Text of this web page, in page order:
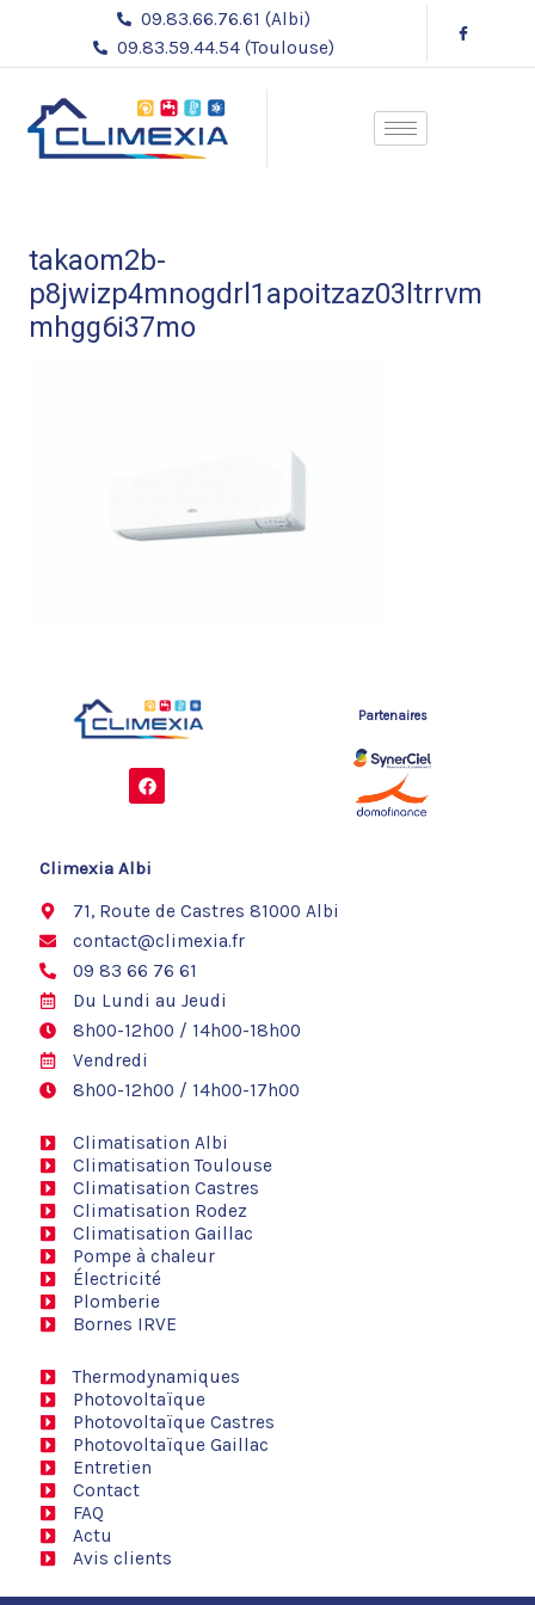
contenu
09.83.66.76.61 (Albi)
09.83.59.44.54 (Toulouse)
takaom2b-
p8jwizp4mnogdrl1apoitzaz03ltrrvm
mhgg6i37mo
F
a
c
o
Partenaires
Climexia Albi
71, Route de Castres 81000 Albi
contact@climexia.fr
09 83 66 76 61
Du Lundi au Jeudi
8h00-12h00 / 14h00-18h00
Vendredi
8h00-12h00 / 14h00-17h00
Climatisation Albi
Climatisation Toulouse
Climatisation Castres
Climatisation Rodez
Climatisation Gaillac
Pompe à chaleur
Électricité
Plomberie
Bornes IRVE
Thermodynamiques
Photovoltaïque
Photovoltaïque Castres
Photovoltaïque Gaillac
Entretien
Contact
FAQ
Actu
Avis clients